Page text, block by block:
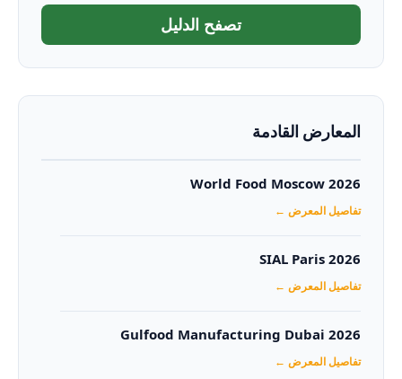
تصفح الدليل
المعارض القادمة
World Food Moscow 2026
تفاصيل المعرض ←
SIAL Paris 2026
تفاصيل المعرض ←
Gulfood Manufacturing Dubai 2026‏
تفاصيل المعرض ←